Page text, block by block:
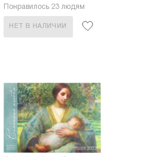
Понравилось 23 людям
НЕТ В НАЛИЧИИ